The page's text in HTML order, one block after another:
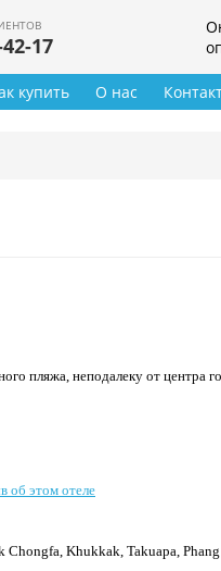
17
купить О нас
пляжа, неподалеку от центра
об этом отеле
Chongfa, Khukkak, Takuapa,